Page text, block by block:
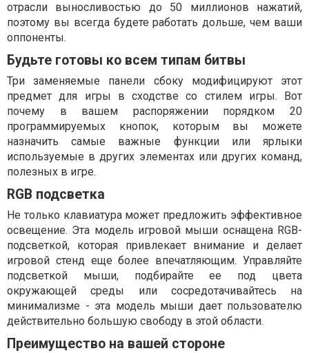
отрасли выносливостью до 50 миллионов нажатий,
поэтому вы всегда будете работать дольше, чем ваши
оппоненты.
Будьте готовы ко всем типам битвы
Три заменяемые панели сбоку модифицируют этот
предмет для игры в сходстве со стилем игры. Вот
почему в вашем распоряжении порядком 20
программируемых кнопок, которым вы можете
назначить самые важные функции или ярлыки
используемые в других элементах или других команд,
полезных в игре.
RGB подсветка
Не только клавиатура может предложить эффективное
освещение. Эта модель игровой мыши оснащена RGB-
подсветкой, которая привлекает внимание и делает
игровой стенд еще более впечатляющим. Управляйте
подсветкой мыши, подбирайте ее под цвета
окружающей среды или сосредотачивайтесь на
минимализме - эта модель мыши дает пользователю
действительно большую свободу в этой области.
Преимущество на вашей стороне